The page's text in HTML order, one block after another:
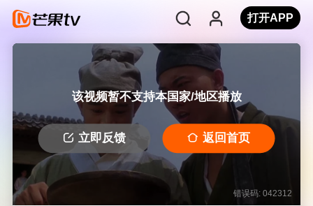
打开APP
该视频暂不支持本国家/地区播放
立即反馈 返回首页
错误码: 042312